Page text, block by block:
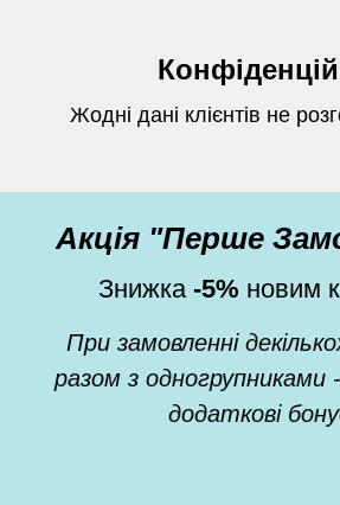
Жодні дані клієнтів не
Акція "Перше
Знижка -5% новим
При замовленні
разом з
додаткові